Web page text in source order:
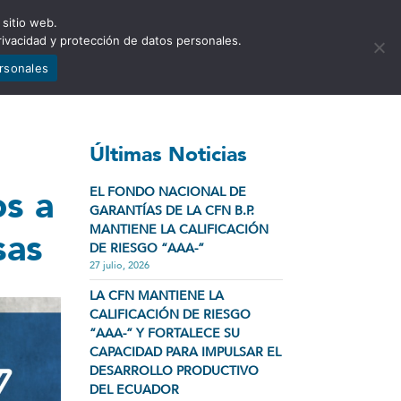
NOTICIAS CONTÁCTENOS
a
Últimas Noticias
EL FONDO NACIONAL DE
GARANTÍAS DE LA CFN B.P.
MANTIENE LA CALIFICACIÓN
DE RIESGO “AAA-”
27 julio, 2026
LA CFN MANTIENE LA
CALIFICACIÓN DE RIESGO
“AAA-” Y FORTALECE SU
CAPACIDAD PARA IMPULSAR EL
DESARROLLO PRODUCTIVO
DEL ECUADOR
sitio web.
y protección de datos personales.